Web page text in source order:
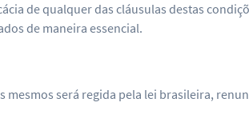
de qualquer das cláusulas destas
de maneira essencial.
mesmos será regida pela lei brasileira,